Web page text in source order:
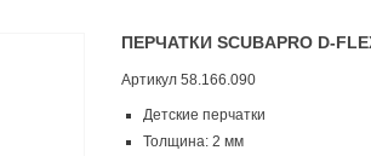
ПЕРЧАТКИ SCUBAPRO D-
Артикул 58.166.090
Детские перчатки
Толщина: 2 мм